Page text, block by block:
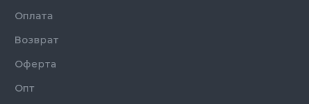
Оплата
Возврат
Оферта
Опт